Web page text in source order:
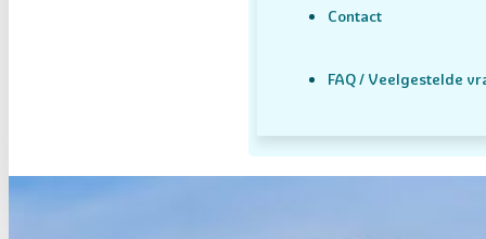
Contact
FAQ / Veelgestelde